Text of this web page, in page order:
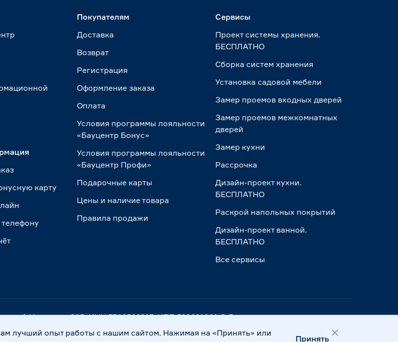
карту
телефону
Покупателям
Доставка
Возврат
Регистрация
Оформление заказа
Оплата
Условия программы лояльности
«Бауцентр Бонус»
Условия программы лояльности
«Бауцентр Профи»
Подарочные карты
Цены и наличие товара
Правила продажи
Сервисы
Проект системы хранения.
БЕСПЛАТНО
Сборка систем хранения
Установка садовой мебели
Замер проемов входных дверей
Замер проемов межкомнатных
дверей
Замер кухни
Рассрочка
Дизайн-проект кухни.
БЕСПЛАТНО
Раскрой напольных покрытий
Дизайн-проект ванной.
БЕСПЛАТНО
Все сервисы
ул. А.Невского, 205. ИНН 7702596813, КПП 390601001 © Все права защищены
Охрана труда
лучший опыт работы с нашим сайтом. Нажимая на «Принять» или
Принять